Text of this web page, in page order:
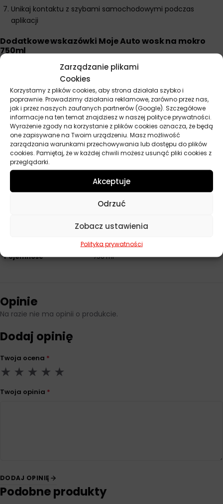
Zarządzanie plikami
Cookies
Korzystamy z plików cookies, aby strona działała szybko i
poprawnie. Prowadzimy działania reklamowe, zarówno przez nas,
jak i przez naszych zaufanych partnerów (Google). Szczegółowe
informacje na ten temat znajdziesz w naszej polityce prywatności.
Wyrażenie zgody na korzystanie z plików cookies oznacza, że będą
one zapisywane na Twoim urządzeniu. Masz możliwość
zarządzania warunkami przechowywania lub dostępu do plików
cookies. Pamiętaj, że w każdej chwili możesz usunąć pliki cookies z
przeglądarki.
Akceptuje
Odrzuć
Zobacz ustawienia
Polityka prywatności
Unikaj kontaktu z szybami samochodowymi podczas
aplikacji
Dodatkowe wskazówki Moje Auto wosk na mokro
750ml
Największą zaletą wosku na mokro jest oszczędność czasu – nie
musisz czekać, aż samochód wyschnie po myciu. Najlepiej
pracować w cieniu, unikając aplikacji na rozgrzanym lakierze w
słońcu. Używaj czystych ściereczek mikrofibrowych – brudne
mogą pozostawiać smugi lub zarysowania. Jeśli przypadkowo
rozpylisz na szyby, natychmiast wytrzyj suchą ściereczką.
Regularnie stosowany co 2-3 mycia znacznie przedłuży
żywotność lakieru i ułatwi usuwanie brudu. Jeden spray
wystarczy na powierzchnię około 50×50 cm, więc nie przesadzaj
z ilością.
Parametry techniczne
Pojemność 750 ml
Opinie
Na razie nie ma opinii o produkcie.
Dodaj opinię
Twoja ocena *
Twoja opinia *
DODAJ OPINIĘ
Podobne produkty